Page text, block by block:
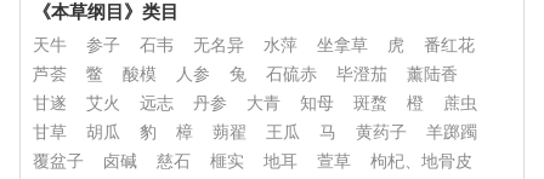
《本草纲目》类目
天牛 参子 石韦 无名异 水萍 坐拿草 虎
番红花
芦荟
鳖 酸模 人参 兔 石硫赤 毕澄茄
薰陆香
甘遂
艾火 远志 丹参 大青 知母 斑蝥 橙
蔗虫
甘草
胡瓜 豹 樟 蒴翟 王瓜 马 黄药子
羊踯躅
覆盆子
卤碱 慈石 榧实 地耳 萱草
枸杞、地骨皮